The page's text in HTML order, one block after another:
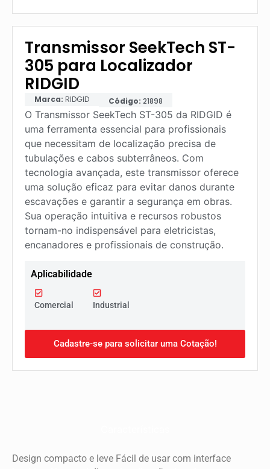
Transmissor SeekTech ST-
305 para Localizador
RIDGID
Marca: RIDGID Código: 21898
O Transmissor SeekTech ST-305 da RIDGID é
uma ferramenta essencial para profissionais
que necessitam de localização precisa de
tubulações e cabos subterrâneos. Com
tecnologia avançada, este transmissor oferece
uma solução eficaz para evitar danos durante
escavações e garantir a segurança em obras.
Sua operação intuitiva e recursos robustos
tornam-no indispensável para eletricistas,
encanadores e profissionais de construção.
Aplicabilidade
Comercial Industrial
Cadastre-se para solicitar uma Cotação!
Design compacto e leve Fácil de usar com interface